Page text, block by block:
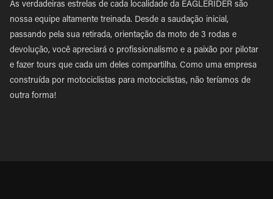
As verdadeiras estrelas de cada localidade da EAGLERIDER são
nossa equipe altamente treinada. Desde a saudação inicial,
passando pela sua retirada, orientação da moto de 3 rodas e
devolução, você apreciará o profissionalismo e a paixão por pilotar
e fazer tours que cada um deles compartilha. Como uma empresa
construída por motociclistas para motociclistas, não teríamos de
outra forma!